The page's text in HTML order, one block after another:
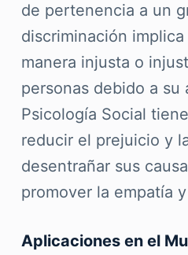
de pertenencia a un
discriminación
manera injusta o
personas debido a su
Psicología Social
reducir el prejuicio y
desentrañar sus
promover la empatía
Aplicaciones en el